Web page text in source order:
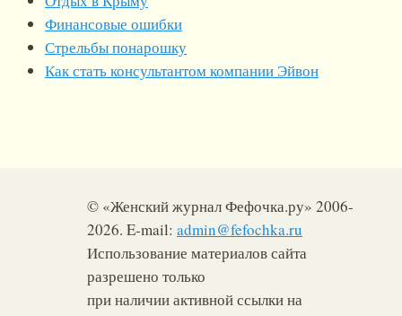
Финансовые ошибки
Стрельбы понарошку
Как стать консультантом компании Эйвон
© «Женский журнал Фефочка.ру» 2006-
2026. E-mail: admin@fefochka.ru
Использование материалов сайта
разрешено только
при наличии активной ссылки на